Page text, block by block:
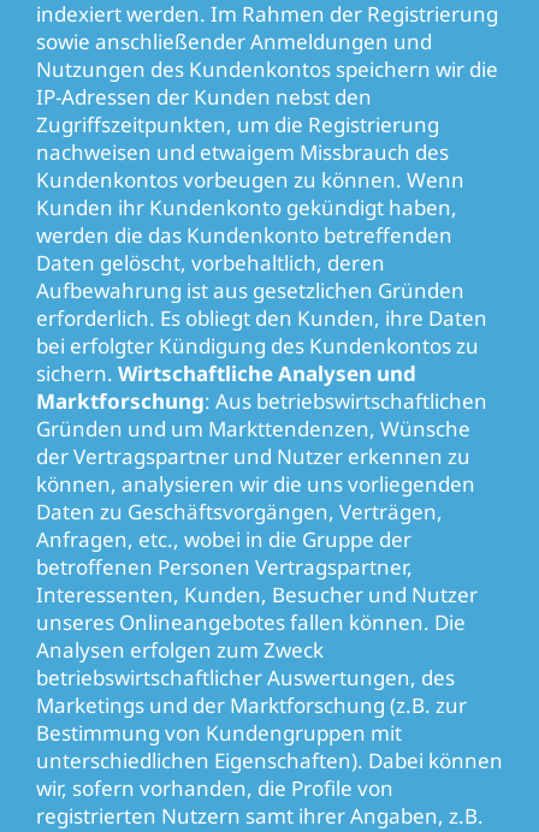
indexiert werden. Im Rahmen der Registrierung
sowie anschließender Anmeldungen und
Nutzungen des Kundenkontos speichern wir die
IP-Adressen der Kunden nebst den
Zugriffszeitpunkten, um die Registrierung
nachweisen und etwaigem Missbrauch des
Kundenkontos vorbeugen zu können. Wenn
Kunden ihr Kundenkonto gekündigt haben,
werden die das Kundenkonto betreffenden
Daten gelöscht, vorbehaltlich, deren
Aufbewahrung ist aus gesetzlichen Gründen
erforderlich. Es obliegt den Kunden, ihre Daten
bei erfolgter Kündigung des Kundenkontos zu
sichern. Wirtschaftliche Analysen und
Marktforschung: Aus betriebswirtschaftlichen
Gründen und um Markttendenzen, Wünsche
der Vertragspartner und Nutzer erkennen zu
können, analysieren wir die uns vorliegenden
Daten zu Geschäftsvorgängen, Verträgen,
Anfragen, etc., wobei in die Gruppe der
betroffenen Personen Vertragspartner,
Interessenten, Kunden, Besucher und Nutzer
unseres Onlineangebotes fallen können. Die
Analysen erfolgen zum Zweck
betriebswirtschaftlicher Auswertungen, des
Marketings und der Marktforschung (z.B. zur
Bestimmung von Kundengruppen mit
unterschiedlichen Eigenschaften). Dabei können
wir, sofern vorhanden, die Profile von
registrierten Nutzern samt ihrer Angaben, z.B.